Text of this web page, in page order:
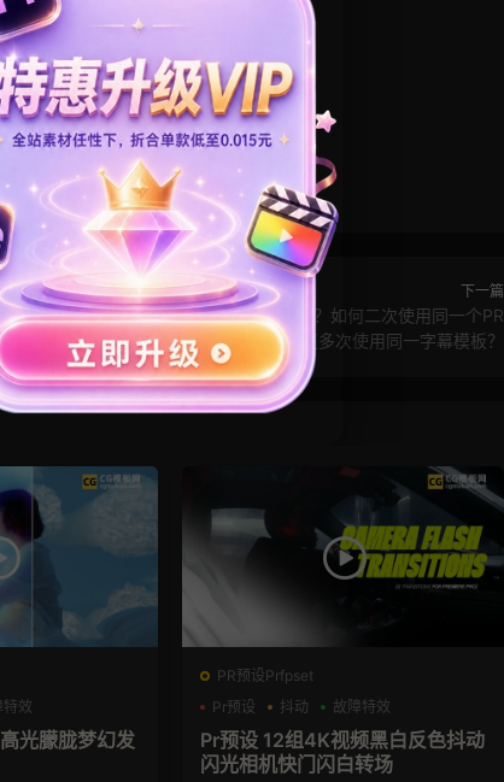
0
下一篇
PR模板里的序列复制后文字重复怎么替换？如何二次使用同一个PR
序列呢？在同一个工程中怎么重复多次使用同一字幕模板？
特效
光朦胧梦幻发
PR预设Prfpset
Pr预设
抖动 故障特效
Pr预设 12组4K视频黑白反色抖动
闪光相机快门闪白转场